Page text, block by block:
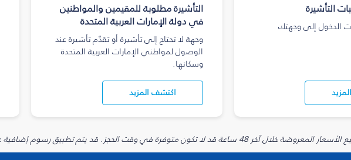
التأشيرة
الدخول إلى وجهتك
التأشيرة مطلوبة للمقيمين والمواطنين
في دولة الإمارات العربية المتحدة
وجهة لا تحتاج إلى تأشيرة أو تقدّم تأشيرة عند
الوصول لمواطني الإمارات العربية المتحدة
وسكانها.
اكتشف المزيد
تكون متوفرة في وقت الحجز. قد يتم تطبيق رسوم إضافية على الإضافات الاختيارية.